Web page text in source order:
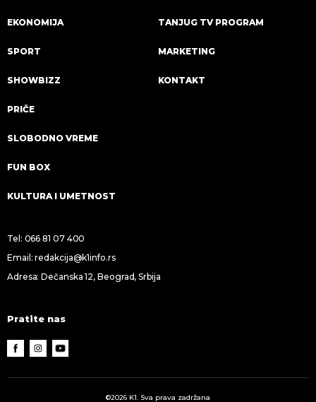
EKONOMIJA
SPORT
SHOWBIZZ
PRIČE
SLOBODNO VREME
FUN BOX
KULTURA I UMETNOST
TANJUG TV PROGRAM
MARKETING
KONTAKT
Tel: 066 81 07 400
Email:redakcija@k1info.rs
Adresa: Dečanska 12, Beograd, Srbija
Pratite nas
©2026 K1. Sva prava zadržana